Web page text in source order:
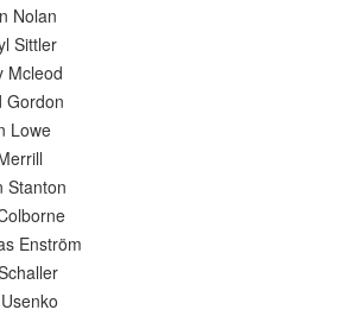
Nolan
Sittler
Mcleod
Gordon
Lowe
Stanton
Enström